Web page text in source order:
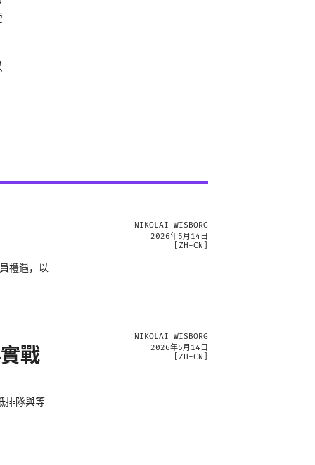
禮遇，以
NIKOLAI WISBORG
2026年5月14日
ZH-CN
戰
排隊與等
NIKOLAI WISBORG
2026年5月14日
ZH-CN